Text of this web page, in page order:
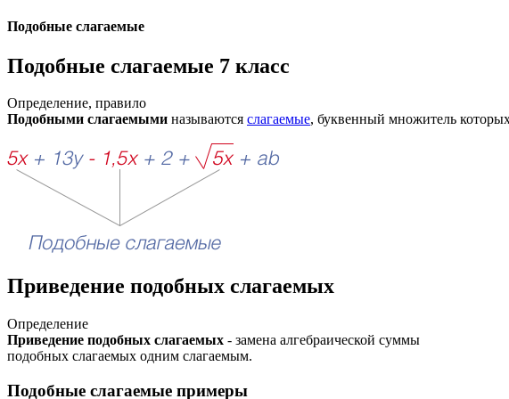
Подобные слагаемые
Подобные слагаемые 7 класс
Определение, правило
Подобными слагаемыми называются слагаемые, буквенный множитель
Приведение подобных слагаемых
Определение
Приведение подобных слагаемых - замена алгебраической суммы
подобных слагаемых одним слагаемым.
Подобные слагаемые примеры